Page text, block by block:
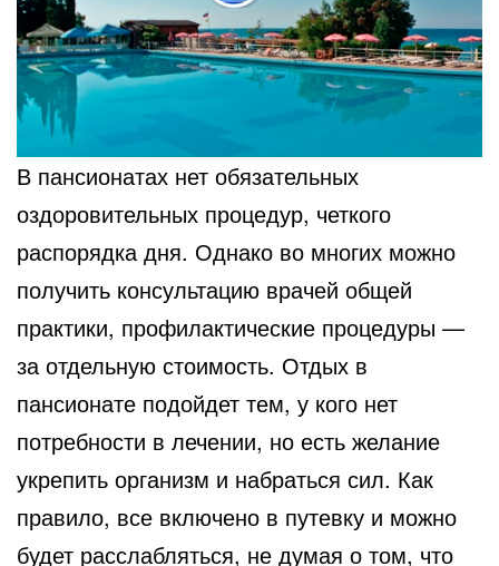
В пансионатах нет обязательных
оздоровительных процедур, четкого
распорядка дня. Однако во многих можно
получить консультацию врачей общей
практики, профилактические процедуры —
за отдельную стоимость. Отдых в
пансионате подойдет тем, у кого нет
потребности в лечении, но есть желание
укрепить организм и набраться сил. Как
правило, все включено в путевку и можно
будет расслабляться, не думая о том, что